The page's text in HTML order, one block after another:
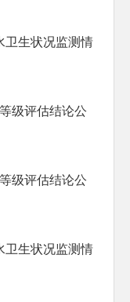
卫生状况监测情
级评估结论公
级评估结论公
卫生状况监测情